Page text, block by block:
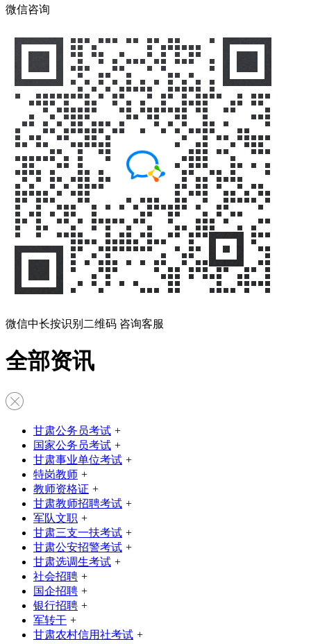
微信咨询
微信中长按识别二维码 咨询客服
全部资讯
甘肃公务员考试 +
国家公务员考试 +
甘肃事业单位考试 +
特岗教师 +
教师资格证 +
甘肃教师招聘考试 +
军队文职 +
甘肃三支一扶考试 +
甘肃公安招警考试 +
甘肃选调生考试 +
社会招聘 +
国企招聘 +
银行招聘 +
军转干 +
甘肃农村信用社考试 +